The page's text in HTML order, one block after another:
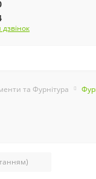
та Фурнітура